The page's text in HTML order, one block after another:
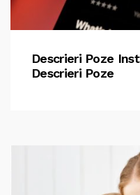
Descrieri Poze
Descrieri Poze